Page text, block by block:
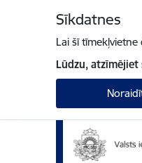
Sīkdatnes
Lai šī
Lūdzu, atzīmējiet